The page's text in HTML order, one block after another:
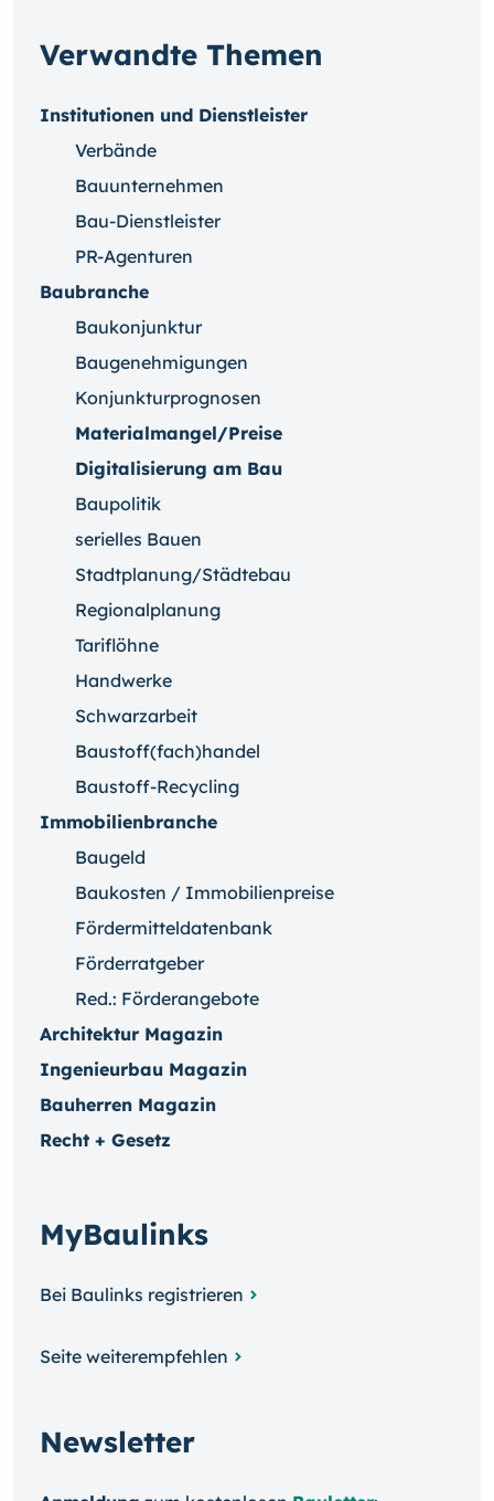
Verwandte Themen
Institutionen und Dienstleister
Verbände
Bauunternehmen
Bau-Dienstleister
PR-Agenturen
Baubranche
Baukonjunktur
Baugenehmigungen
Konjunkturprognosen
Materialmangel/Preise
Digitalisierung am Bau
Baupolitik
serielles Bauen
Stadtplanung/Städtebau
Regionalplanung
Tariflöhne
Handwerke
Schwarzarbeit
Baustoff(fach)handel
Baustoff-Recycling
Immobilienbranche
Baugeld
Baukosten / Immobilienpreise
Fördermitteldatenbank
Förderratgeber
Red.: Förderangebote
Architektur Magazin
Ingenieurbau Magazin
Bauherren Magazin
Recht + Gesetz
MyBaulinks
Bei Baulinks registrieren
Seite weiterempfehlen
Newsletter